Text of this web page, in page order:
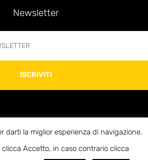
Newsletter
ISCRIVITI
Bonani – P.IVA 10312920969 – Via Soperga 13 –
darti la miglior esperienza di navigazione.
clicca Accetto, in caso contrario clicca